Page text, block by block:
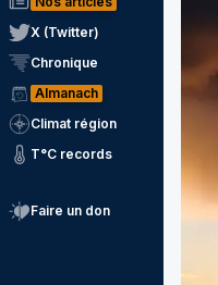
X (Twitter)
Chronique
Almanach
Climat région
T°C records
Faire un don